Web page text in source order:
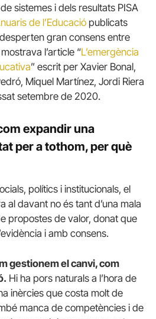
sistemes i dels resultats PISA
de l’Educació publicats
gran consens entre
l’article “L’emergència
” escrit per Xavier Bonal,
Miquel Martínez, Jordi Riera
setembre de 2020.
expandir una
per a tothom, per què
polítics i institucionals, el
al davant no és tant d’una mala
propostes de valor, donat que
i amb consens.
gestionem el canvi, com
Hi ha pors naturals a l’hora de
inèrcies que costa molt de
manca de competències i de